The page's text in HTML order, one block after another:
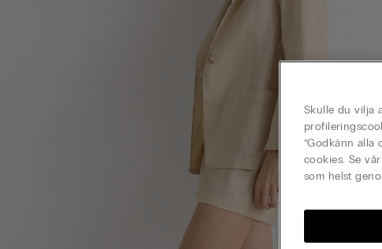
Skulle du vilja
”Godkänn alla
cookies. Se vår
som helst